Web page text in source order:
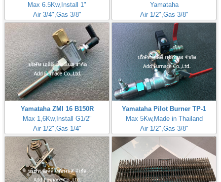
Max 6.5Kw,Install 1"
Air 3/4",Gas 3/8"
Yamataha
Air 1/2",Gas 3/8"
Yamataha ZMI 16 B150R
Max 1,6Kw,Install G1/2"
Air 1/2",Gas 1/4"
Yamataha Pilot Burner TP-1
Max 5Kw,Made in Thailand
Air 1/2",Gas 3/8"